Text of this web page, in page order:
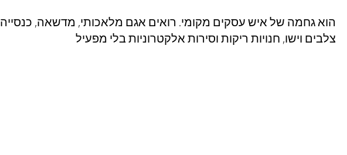
הוא גחמה של איש עסקים מקומי. רואים אגם מלאכותי, מדשאה,
צלבים וישו, חנויות ריקות וסירות אלקטרוניות בלי מפעיל